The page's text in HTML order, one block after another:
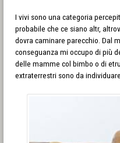
I vivi sono una categoria
probabile che ce siano altr,
dovra caminare parecchio. Dal
conseguanza mi occupo di più
delle mamme col bimbo o di
extraterrestri sono da individuare